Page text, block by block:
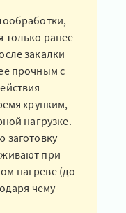
только ранее
закалки
прочным с
хрупким,
нагрузке.
заготовку
при
нагреве (до
чему